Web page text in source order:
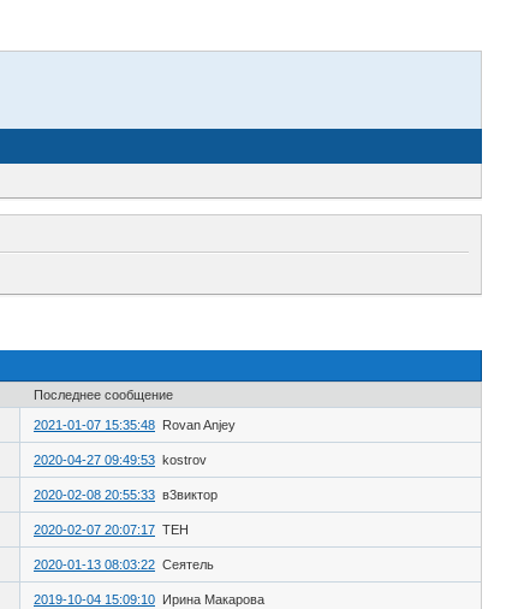
Последнее сообщение
2021-01-07 15:35:48 Rovan Anjey
2020-04-27 09:49:53 kostrov
2020-02-08 20:55:33 в3виктор
2020-02-07 20:07:17 ТЕН
2020-01-13 08:03:22 Сеятель
2019-10-04 15:09:10 Ирина Макарова